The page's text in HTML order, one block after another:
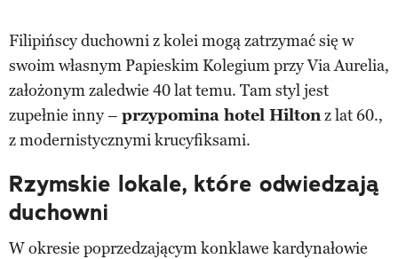
Filipińscy duchowni z kolei mogą zatrzymać się w
swoim własnym Papieskim Kolegium przy Via Aurelia,
założonym zaledwie 40 lat temu. Tam styl jest
zupełnie inny – przypomina hotel Hiltonz lat 60.,
z modernistycznymi krucyfiksami.
Rzymskie lokale, które odwiedzają
duchowni
W okresie poprzedzającym konklawe kardynałowie